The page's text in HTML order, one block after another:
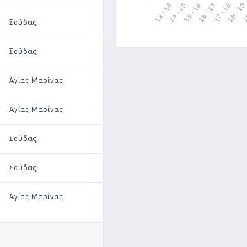
Σούδας
Σούδας
Αγίας Μαρίνας
Αγίας Μαρίνας
Σούδας
Σούδας
Αγίας Μαρίνας